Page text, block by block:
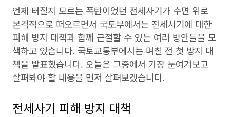
언제 터질지 모르는 폭탄이었던 전세사기가 수면 위로
본격적으로 떠오르면서 국토부에서는 전세사기에 대한
피해 방지 대책과 함께 근절할 수 있는 여러 방안들을 모
색하고 있습니다. 국토교통부에서는 며칠 전 첫 방지 대
책을 발표했습니다. 오늘은 그중에서 가장 눈여겨보고
살펴봐야 할 내용을 먼저 살펴보겠습니다.
전세사기 피해 방지 대책